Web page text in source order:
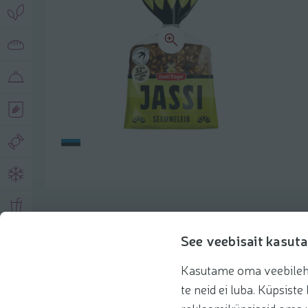
See veebisait
Kasutame oma
te neid ei luba.
Рекомендации